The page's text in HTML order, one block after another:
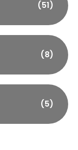
(51)
(8)
(5)